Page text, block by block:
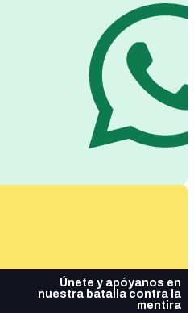
Únete y apóyanos en
nuestra batalla contra la
mentira